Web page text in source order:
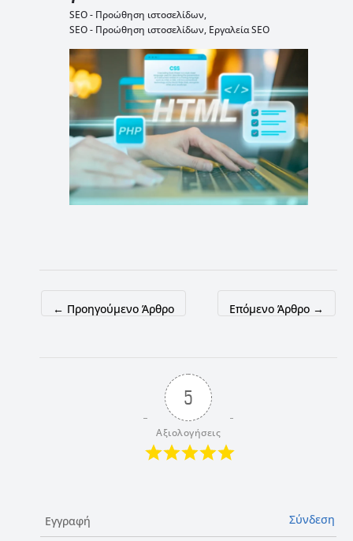
SEO - Προώθηση ιστοσελίδων,
SEO - Προώθηση ιστοσελίδων, Εργαλεία SEO
← Προηγούμενο Άρθρο Επόμενο Άρθρο →
5
Αξιολογήσεις
Εγγραφή Σύνδεση